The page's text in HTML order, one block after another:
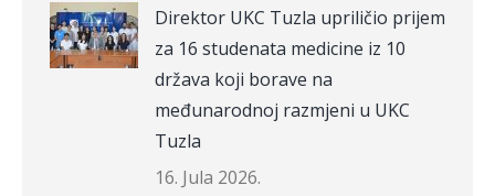
Direktor UKC Tuzla upriličio prijem
za 16 studenata medicine iz 10
država koji borave na
međunarodnoj razmjeni u UKC
Tuzla
16. Jula 2026.